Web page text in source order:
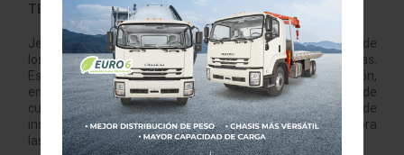
TECNOLOGÍA
Jeep Wrangler Rubicon 2020 ofrece la cuarta generación de
los sistemas Uconnect con pantalla táctil de 8.4 pulgadas.
Este sistema cuenta con funciones de comunicación,
entretenimiento y navegación que cumplen los deseos de
cualquier conductor o pasajero, incluyendo un panel de
instrumentos de LED a color. El sistema Uconnect incorpora
las nuevas funciones Apple CarPlay y Android Auto.